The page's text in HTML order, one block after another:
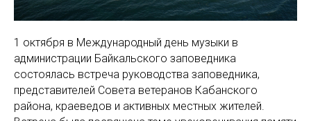
1 октября в Международный день музыки в
администрации Байкальского заповедника
состоялась встреча руководства заповедника,
представителей Совета ветеранов Кабанского
района, краеведов и активных местных жителей.